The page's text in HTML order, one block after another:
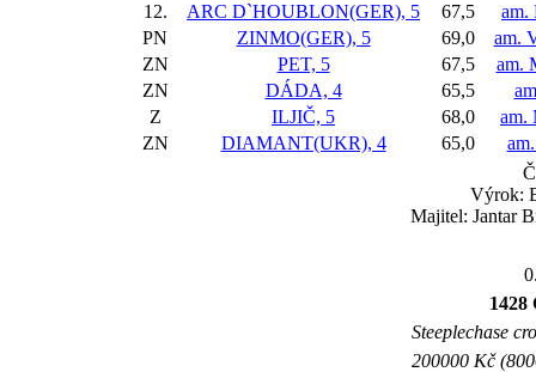
12.
ARC D`HOUBLON(GER), 5 67,5
am.
PN
ZINMO(GER), 5 69,0
am.
ZN
PET, 5 67,5
am.
ZN
DÁDA, 4 65,5
Z
ILJIČ, 5 68,0
am.
ZN
DIAMANT(UKR), 4 65,0
Výrok:
Majitel: Jantar
1428
Steeplechase
200000 Kč